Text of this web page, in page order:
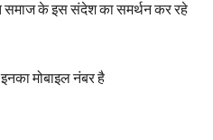
समाज के इस संदेश का समर्थन कर रहे
इनका मोबाइल नंबर है